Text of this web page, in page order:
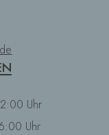
Uhr
Uhr